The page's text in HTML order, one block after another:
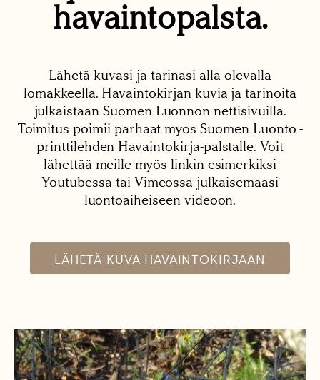
havaintopalsta.
Lähetä kuvasi ja tarinasi alla olevalla
lomakkeella. Havaintokirjan kuvia ja tarinoita
julkaistaan Suomen Luonnon nettisivuilla.
Toimitus poimii parhaat myös Suomen Luonto -
printtilehden Havaintokirja-palstalle. Voit
lähettää meille myös linkin esimerkiksi
Youtubessa tai Vimeossa julkaisemaasi
luontoaiheiseen videoon.
LÄHETÄ KUVA HAVAINTOKIRJAAN